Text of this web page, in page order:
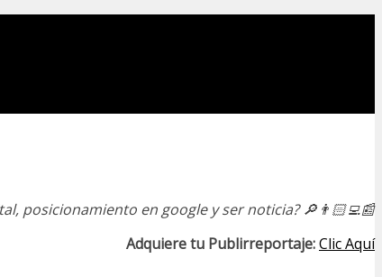
posicionamiento en google y ser noticia?🔎👨🏻‍💻📰
Adquiere tu Publirreportaje:Clic Aquí